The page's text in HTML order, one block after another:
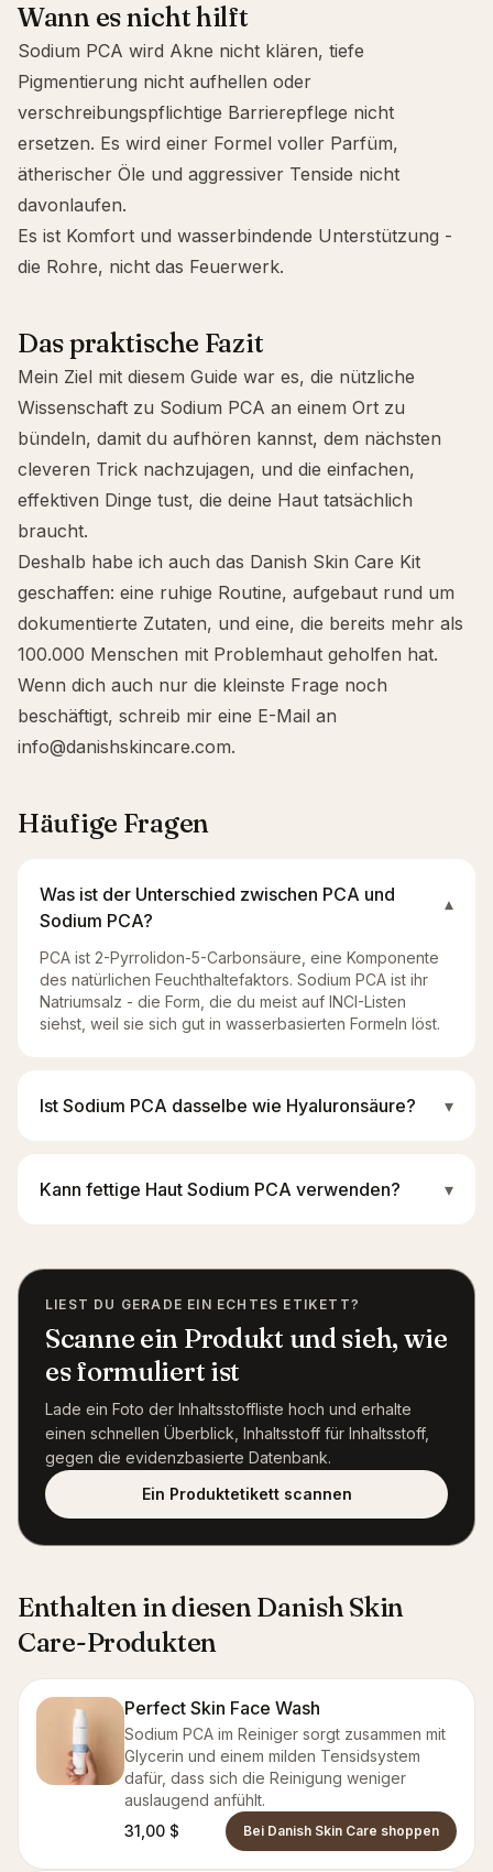
Wann es nicht hilft
Sodium PCA wird Akne nicht klären, tiefe
Pigmentierung nicht aufhellen oder
verschreibungspflichtige Barrierepflege nicht
ersetzen. Es wird einer Formel voller Parfüm,
ätherischer Öle und aggressiver Tenside nicht
davonlaufen.
Es ist Komfort und wasserbindende Unterstützung -
die Rohre, nicht das Feuerwerk.
Das praktische Fazit
Mein Ziel mit diesem Guide war es, die nützliche
Wissenschaft zu Sodium PCA an einem Ort zu
bündeln, damit du aufhören kannst, dem nächsten
cleveren Trick nachzujagen, und die einfachen,
effektiven Dinge tust, die deine Haut tatsächlich
braucht.
Deshalb habe ich auch das Danish Skin Care Kit
geschaffen: eine ruhige Routine, aufgebaut rund um
dokumentierte Zutaten, und eine, die bereits mehr als
100.000 Menschen mit Problemhaut geholfen hat.
Wenn dich auch nur die kleinste Frage noch
beschäftigt, schreib mir eine E-Mail an
info@danishskincare.com.
Häufige Fragen
Was ist der Unterschied zwischen PCA und
Sodium PCA?
▾
PCA ist 2-Pyrrolidon-5-Carbonsäure, eine Komponente
des natürlichen Feuchthaltefaktors. Sodium PCA ist ihr
Natriumsalz - die Form, die du meist auf INCI-Listen
siehst, weil sie sich gut in wasserbasierten Formeln löst.
Ist Sodium PCA dasselbe wie Hyaluronsäure? ▾
Kann fettige Haut Sodium PCA verwenden? ▾
LIEST DU GERADE EIN ECHTES ETIKETT?
Scanne ein Produkt und sieh, wie
es formuliert ist
Lade ein Foto der Inhaltsstoffliste hoch und erhalte
einen schnellen Überblick, Inhaltsstoff für Inhaltsstoff,
gegen die evidenzbasierte Datenbank.
Ein Produktetikett scannen
Enthalten in diesen Danish Skin
Care-Produkten
Perfect Skin Face Wash
Sodium PCA im Reiniger sorgt zusammen mit
Glycerin und einem milden Tensidsystem
dafür, dass sich die Reinigung weniger
auslaugend anfühlt.
31,00 $
Bei Danish Skin Care shoppen